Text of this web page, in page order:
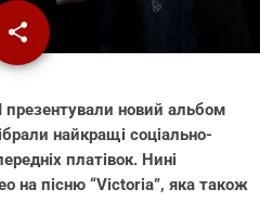
share
email
новий альбом
найкращі соціально-
платівок. Нині
на пісню “Victoria”, яка також